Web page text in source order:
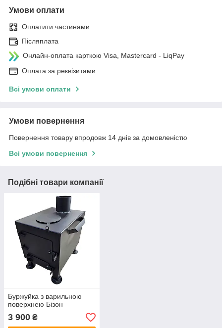
Умови оплати
Оплатити частинами
Післяплата
Онлайн-оплата карткою Visa, Mastercard - LiqPay
Оплата за реквізитами
Всі умови оплати
Умови повернення
Повернення товару впродовж 14 днів за домовленістю
Всі умови повернення
Подібні товари компанії
Буржуйка з варильною
поверхнею Бізон
3 900 ₴